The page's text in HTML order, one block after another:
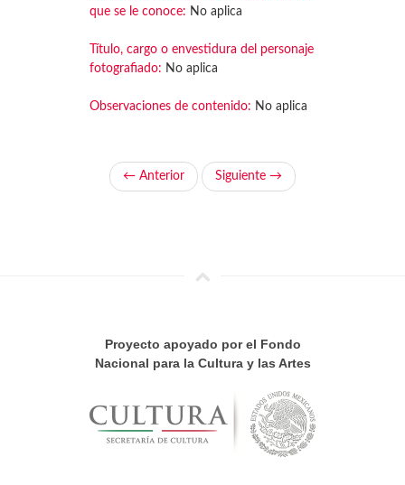
que se le conoce: No aplica
Título, cargo o envestidura del personaje
fotografiado: No aplica
Observaciones de contenido: No aplica
← Anterior Siguiente →
Proyecto apoyado por el Fondo
Nacional para la Cultura y las Artes